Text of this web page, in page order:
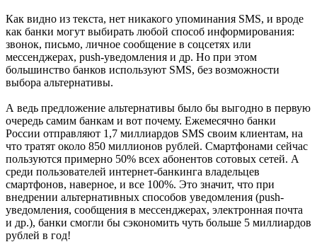
Как видно из текста, нет никакого упоминания SMS, и вроде
как банки могут выбирать любой способ информирования:
звонок, письмо, личное сообщение в соцсетях или
мессенджерах, push-уведомления и др. Но при этом
большинство банков используют SMS, без возможности
выбора альтернативы.
А ведь предложение альтернативы было бы выгодно в первую
очередь самим банкам и вот почему. Ежемесячно банки
России отправляют 1,7 миллиардов SMS своим клиентам, на
что тратят около 850 миллионов рублей. Смартфонами сейчас
пользуются примерно 50% всех абонентов сотовых сетей. А
среди пользователей интернет-банкинга владельцев
смартфонов, наверное, и все 100%. Это значит, что при
внедрении альтернативных способов уведомления (push-
уведомления, сообщения в мессенджерах, электронная почта
и др.), банки смогли бы сэкономить чуть больше 5 миллиардов
рублей в год!